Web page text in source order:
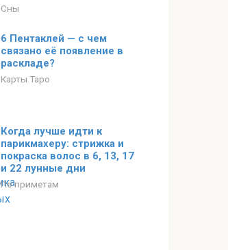
Сны
6 Пентаклей — с чем
связано её появление в
раскладе?
Карты Таро
Когда лучше идти к
парикмахеру: стрижка и
покраска волос в 6, 13, 17
и 22 лунные дни
По приметам